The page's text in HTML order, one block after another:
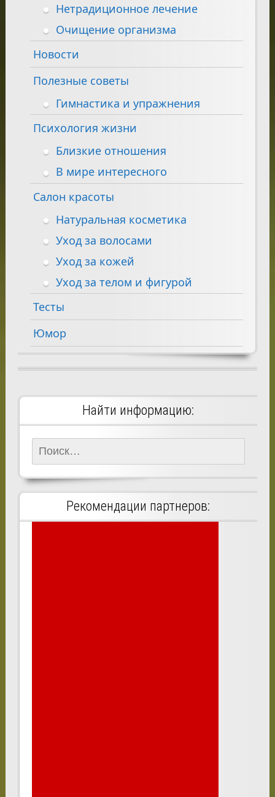
Нетрадиционное лечение
Очищение организма
Новости
Полезные советы
Гимнастика и упражнения
Психология жизни
Близкие отношения
В мире интересного
Салон красоты
Натуральная косметика
Уход за волосами
Уход за кожей
Уход за телом и фигурой
Тесты
Юмор
Найти информацию:
Найти:
Рекомендации партнеров: